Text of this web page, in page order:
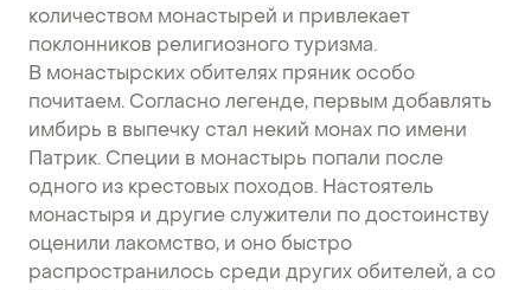
количеством монастырей и привлекает
поклонников религиозного туризма.
В монастырских обителях пряник особо
почитаем. Согласно легенде, первым добавлять
имбирь в выпечку стал некий монах по имени
Патрик. Специи в монастырь попали после
одного из крестовых походов. Настоятель
монастыря и другие служители по достоинству
оценили лакомство, и оно быстро
распространилось среди других обителей, а со